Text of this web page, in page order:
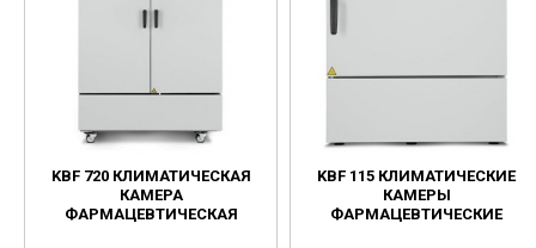
KBF 720 КЛИМАТИЧЕСКАЯ
КАМЕРА
ФАРМАЦЕВТИЧЕСКАЯ
KBF 115 КЛИМАТИЧЕСКИЕ
КАМЕРЫ
ФАРМАЦЕВТИЧЕСКИЕ